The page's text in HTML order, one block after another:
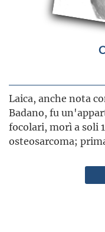
Laica, anche nota
Badano, fu
focolari, morì a soli
osteosarcoma;